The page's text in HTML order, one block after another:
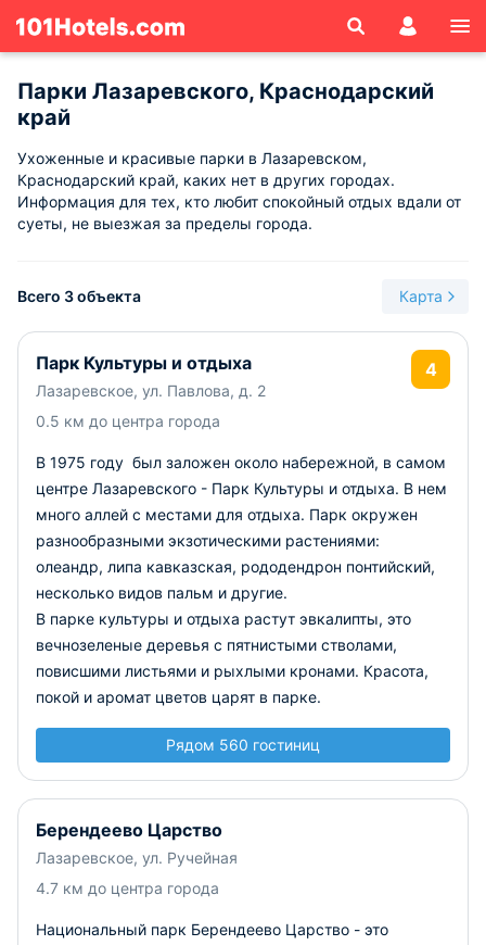
Парки Лазаревского, Краснодарский
край
Ухоженные и красивые парки в Лазаревском,
Краснодарский край, каких нет в других городах.
Информация для тех, кто любит спокойный отдых вдали от
суеты, не выезжая за пределы города.
Всего 3 объекта Карта
Парк Культуры и отдыха
Лазаревское, ул. Павлова, д. 2
0.5 км до центра города
4
В 1975 году был заложен около набережной, в самом
центре Лазаревского - Парк Культуры и отдыха. В нем
много аллей с местами для отдыха. Парк окружен
разнообразными экзотическими растениями:
олеандр, липа кавказская, рододендрон понтийский,
несколько видов пальм и другие.
В парке культуры и отдыха растут эвкалипты, это
вечнозеленые деревья с пятнистыми стволами,
повисшими листьями и рыхлыми кронами. Красота,
покой и аромат цветов царят в парке.
Рядом 560 гостиниц
Берендеево Царство
Лазаревское, ул. Ручейная
4.7 км до центра города
Национальный парк Берендеево Царство - это